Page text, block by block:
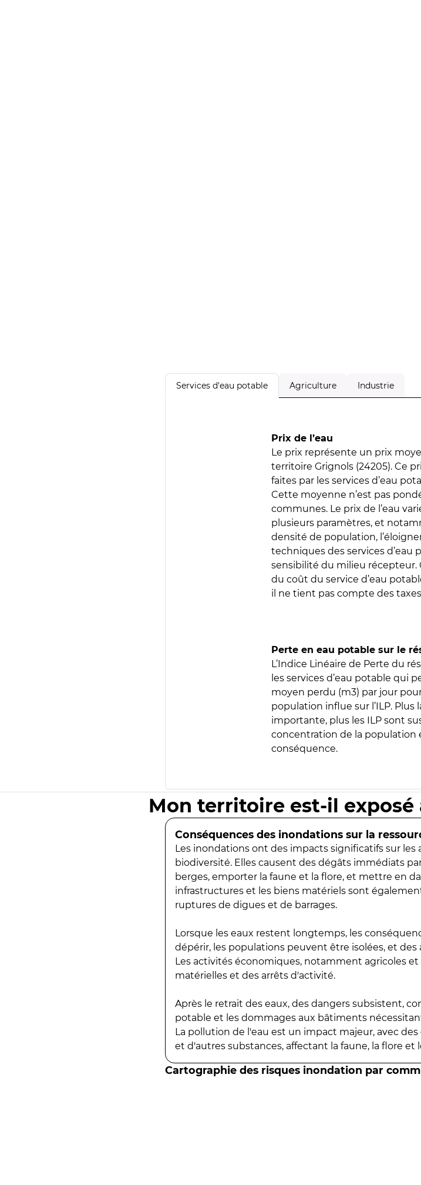
Services d'eau potable Agriculture Industrie
Prix de l’eau
Le prix représente un prix
territoire Grignols (24205). Ce
faites par les services d’eau
Cette moyenne n’est pas
communes. Le prix de l’eau
plusieurs paramètres, et
densité de population,
techniques des services d’eau
sensibilité du milieu récepteur.
du coût du service d’eau
il ne tient pas compte des
Perte en eau potable sur le
L’Indice Linéaire de Perte du
les services d’eau potable qui
moyen perdu (m3) par jour
population influe sur l’ILP.
importante, plus les ILP sont
concentration de la population
conséquence.
Mon territoire est-il
Conséquences des inondations sur la
Les inondations ont des impacts significatifs sur
biodiversité. Elles causent des dégâts immédiats
berges, emporter la faune et la flore, et mettre en
infrastructures et les biens matériels sont
ruptures de digues et de barrages.
Lorsque les eaux restent longtemps, les
dépérir, les populations peuvent être isolées, et
Les activités économiques, notamment agricoles
matérielles et des arrêts d'activité.
Après le retrait des eaux, des dangers subsistent,
potable et les dommages aux bâtiments
La pollution de l'eau est un impact majeur, avec
et d'autres substances, affectant la faune, la flore et
Cartographie des risques inondation par